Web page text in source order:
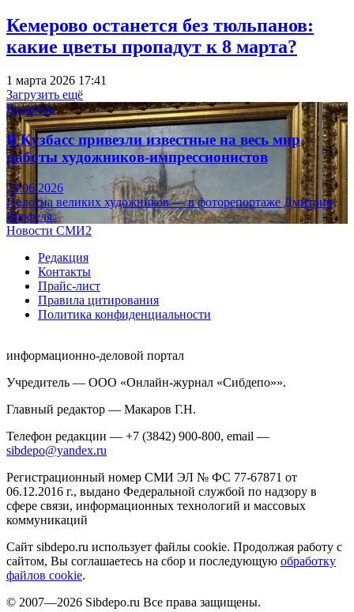
Кемерово останется без тюльпанов:
какие цветы пропадут к 8 марта?
1 марта 2026 17:41
Загрузить ещё
Культура
В Кузбасс привезли известные на весь мир
работы художников-импрессионистов
23.06.2026
Полотна великих художников — в фоторепортаже Дмитрия
Верфеля.
Новости СМИ2
Редакция
Контакты
Прайс-лист
Правила цитирования
Политика конфиденциальности
информационно-деловой портал
Учредитель — ООО «Онлайн-журнал «Сибдепо»».
Главный редактор — Макаров Г.Н.
Телефон редакции — +7 (3842) 900-800, email —
sibdepo@yandex.ru
Регистрационный номер СМИ ЭЛ № ФС 77-67871 от
06.12.2016 г., выдано Федеральной службой по надзору в
сфере связи, информационных технологий и массовых
коммуникаций
Сайт sibdepo.ru использует файлы cookie. Продолжая работу с
сайтом, Вы соглашаетесь на сбор и последующую обработку
файлов cookie.
© 2007—2026 Sibdepo.ru Все права защищены.